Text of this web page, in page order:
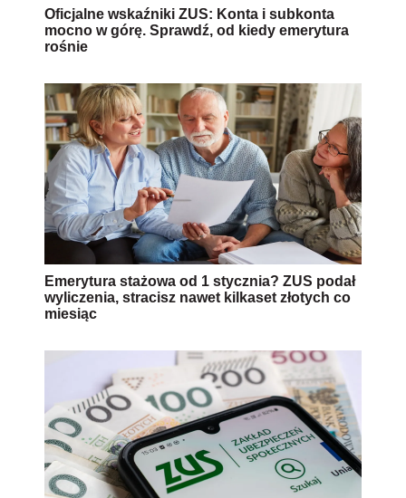
Oficjalne wskaźniki ZUS: Konta i subkonta
mocno w górę. Sprawdź, od kiedy emerytura
rośnie
Emerytura stażowa od 1 stycznia? ZUS podał
wyliczenia, stracisz nawet kilkaset złotych co
miesiąc